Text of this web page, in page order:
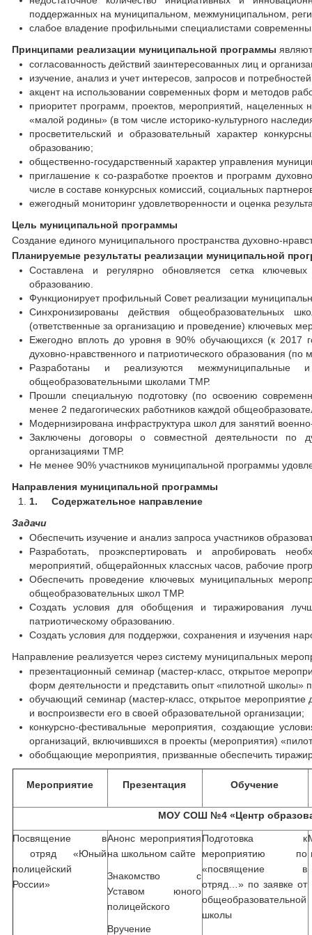
поддержанных на муниципальном, межмуниципальном,
слабое владение профильными специалистами
Принципами реализации муниципальной программы
согласованность действий заинтересованных лиц и
изучение, анализ и учет интересов, запросов и
акцент на использовании современных форм и методов
приоритет программ, проектов, мероприятий, нацеленных
«малой родины» (в том числе историко-культурного
просветительский и образовательный характер
образованию;
общественно-государственный характер управления
приглашение к со-разработке проектов и программ
числе в составе конкурсных комиссий, социальных
ежегодный мониторинг удовлетворенности и оценка
Цель муниципальной программы
Создание единого муниципального пространства духовно-
Планируемые результаты реализации муниципальной
Составлена и регулярно обновляется сетка
образованию.
Функционирует профильный Совет реализации
Синхронизированы действия общеобразовательных
(ответственные за организацию и проведение) ключевых
Ежегодно вплоть до уровня в 90% обучающихся (к 2017
духовно-нравственного и патриотического образования
Разработаны и реализуются межмуниципальные
общеобразовательными школами ТМР.
Прошли специальную подготовку (по освоению
менее 2 педагогических работников каждой
Модернизирована инфраструктура школ для занятий
Заключены договоры о совместной деятельности по
организациями ТМР.
Не менее 90% участников муниципальной программы
Направления муниципальной программы
1.Содержательное направление
Задачи
Обеспечить изучение и анализ запроса участников
Разработать, проэкспертировать и апробировать
мероприятий, общерайонных классных часов, рабочие
Обеспечить проведение ключевых муниципальных
общеобразовательных школ ТМР.
Создать условия для обобщения и тиражирования
патриотическому образованию.
Создать условия для поддержки, сохранения и изучения
Направление реализуется через систему муниципальных
презентационный семинар (мастер-класс, открытое
форм деятельности и представить опыт «пилотной школы»
обучающий семинар (мастер-класс, открытое мероприятие
и воспроизвести его в своей образовательной организации;
конкурсно-фестивальные мероприятия, создающие
организаций, включившихся в проекты (мероприятия)
обобщающие мероприятия, призванные обеспечить
Мероприятие Презентация Обучение
МОУ СОШ №4 «Центр
Посвящение в
отряд «Юный
полицейский
России»
Анонс мероприятия
на школьном сайте
Знакомство с
Уставом юного
полицейского
Вручение
Подготовка к
мероприятию по
«посвящение в
отряд…» по заявке от
общеобразовательной
школы